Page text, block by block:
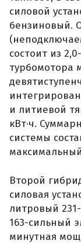
силовой
бензиновый.
состоит из
турбомотора
и литиевой
кВт·ч.
системы
Второй
силовая
литровый
163-сильный
минутная